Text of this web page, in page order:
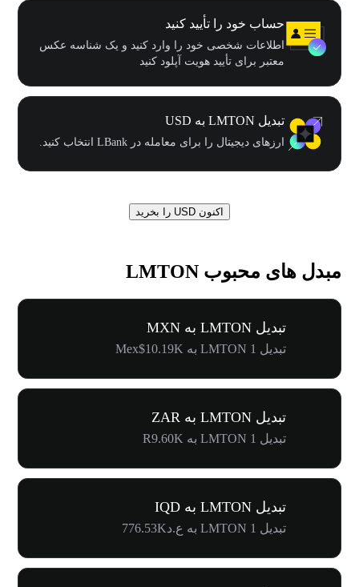
حساب خود را تأیید کنید
اطلاعات شخصی خود را وارد کنید و یک شناسه عکس
معتبر برای تأیید هویت آپلود کنید
تبدیل LMTON به USD
ارزهای دیجیتال را برای معامله در LBank انتخاب کنید.
اکنون USD را بخرید
مبدل های محبوب LMTON
تبدیل LMTON به MXN
تبدیل 1 LMTON به Mex$10.19K
تبدیل LMTON به ZAR
تبدیل 1 LMTON به R9.60K
تبدیل LMTON به IQD
تبدیل 1 LMTON به ع.د776.53K